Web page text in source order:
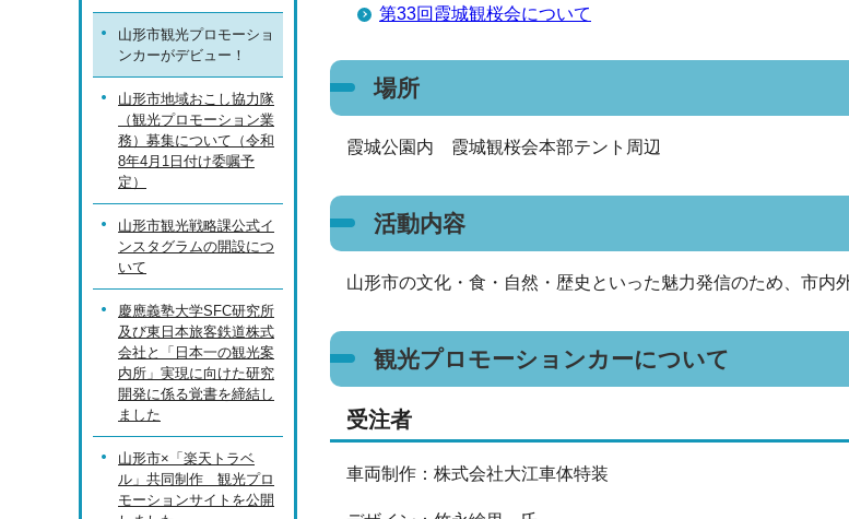
第33回霞城観桜会について
場所
霞城公園内 霞城観桜会本部テント周辺
活動内容
山形市の文化・食・自然・歴史といった魅力発信のため、市内
観光プロモーションカーについて
受注者
車両制作：株式会社大江車体特装
山形市観光プロモーショ
ンカーがデビュー！
山形市地域おこし協力隊
（観光プロモーション業
務）募集について（令和
8年4月1日付け委嘱予
定）
山形市観光戦略課公式イ
ンスタグラムの開設につ
いて
慶應義塾大学SFC研究所
及び東日本旅客鉄道株式
会社と「日本一の観光案
内所」実現に向けた研究
開発に係る覚書を締結し
ました
山形市×「楽天トラベ
ル」共同制作 観光プロ
モーションサイトを公開